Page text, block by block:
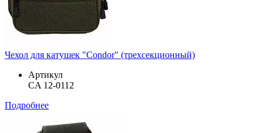
Чехол для катушек "Condor" (трехсекционный)
Артикул
CA 12-0112
Подробнее